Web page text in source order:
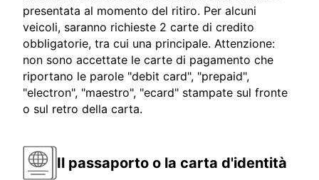
presentata al momento del ritiro. Per alcuni
veicoli, saranno richieste 2 carte di credito
obbligatorie, tra cui una principale. Attenzione:
non sono accettate le carte di pagamento che
riportano le parole "debit card", "prepaid",
"electron", "maestro", "ecard" stampate sul fronte
o sul retro della carta.
Il passaporto o la carta d'identità